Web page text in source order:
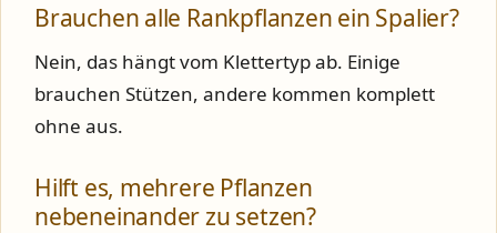
Brauchen alle Rankpflanzen ein Spalier?
Nein, das hängt vom Klettertyp ab. Einige
brauchen Stützen, andere kommen komplett
ohne aus.
Hilft es, mehrere Pflanzen
nebeneinander zu setzen?